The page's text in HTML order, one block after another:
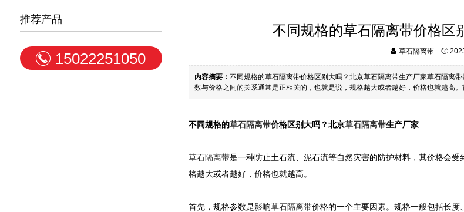
推荐产品
15022251050
不同规格的草石隔离带价格区
草石隔离带
内容摘要： 不同规格的草石隔离带价格区别大吗？北京草石隔离带生产厂家草石隔离
数与价格之间的关系通常是正相关的，也就是说，规格越大或者越好，价格也就越高
不同规格的草石隔离带价格区别大吗？北京草石隔离带生产厂家
草石隔离带是一种防止土石流、泥石流等自然灾害的防护材料，其价格会
格越大或者越好，价格也就越高。
首先，规格参数是影响草石隔离带价格的一个主要因素。规格一般包括长